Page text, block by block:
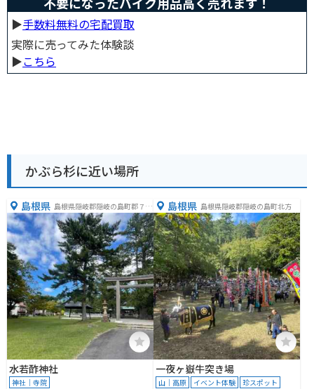
▶︎手数料無料の宅配買取
実際に売ってみた体験談
▶︎こちら
かぶら杉に近い場所
島根県 島根県隠岐郡隠岐の島町郡７２
３
水若酢神社
神社｜寺院
島根県 島根県隠岐郡隠岐の島町北方
一夜ヶ嶽牛突き場
山｜高原 イベント体験 珍スポット